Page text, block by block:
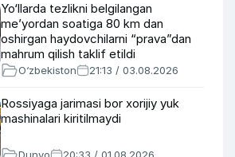
Yo‘llarda tezlikni belgilangan
me’yordan soatiga 80 km dan
oshirgan haydovchilarni “prava”dan
mahrum qilish taklif etildi
O‘zbekiston 21:13 / 03.08.2026
Rossiyaga jarimasi bor xorijiy yuk
mashinalari kiritilmaydi